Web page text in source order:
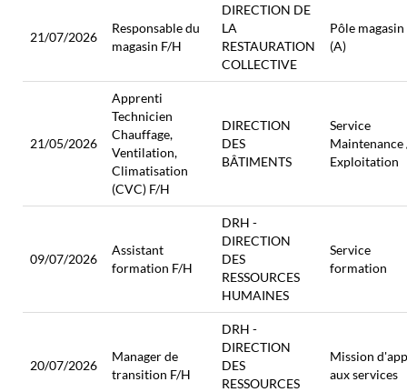
21/07/2026
Responsable du
magasin F/H
DIRECTION DE
LA
RESTAURATION
COLLECTIVE
Pôle magasin
(A)
21/05/2026
Apprenti
Technicien
Chauffage,
Ventilation,
Climatisation
(CVC) F/H
DIRECTION
DES
BÂTIMENTS
Service
Maintenance
Exploitation
09/07/2026
Assistant
formation F/H
DRH -
DIRECTION
DES
RESSOURCES
HUMAINES
Service
formation
20/07/2026
Manager de
transition F/H
DRH -
DIRECTION
DES
RESSOURCES
Mission
aux services